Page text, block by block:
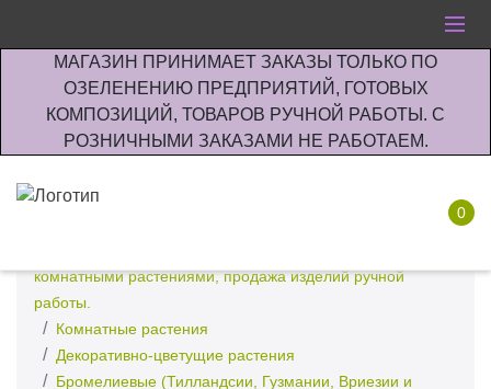
МАГАЗИН ПРИНИМАЕТ ЗАКАЗЫ ТОЛЬКО ПО
ОЗЕЛЕНЕНИЮ ПРЕДПРИЯТИЙ, ГОТОВЫХ
КОМПОЗИЦИЙ, ТОВАРОВ РУЧНОЙ РАБОТЫ. С
РОЗНИЧНЫМИ ЗАКАЗАМИ НЕ РАБОТАЕМ.
0
комнатными растениями, продажа изделий ручной
работы.
Комнатные растения
Декоративно-цветущие растения
Бромелиевые (Тилландсии, Гузмании, Вриезии и